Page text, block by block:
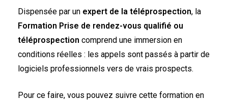
Dispensée par un expert de la téléprospection, la
Formation Prise de rendez-vous qualifié ou
téléprospection comprend une immersion en
conditions réelles : les appels sont passés à partir de
logiciels professionnels vers de vrais prospects.
Pour ce faire, vous pouvez suivre cette formation en